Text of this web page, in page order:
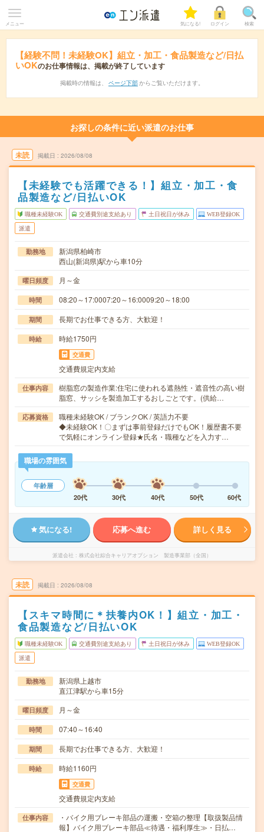
メニュー 気になる! ログイン 検索
【経験不問！未経験OK】組立・加工・食品製造など/日払
いOKのお仕事情報は、掲載が終了しています
掲載時の情報は、 ページ下部 からご覧いただけます。
お探しの条件に近い派遣のお仕事
未読 掲載日 2026/08/08
【未経験でも活躍できる！】組立・加工・食
品製造など/日払いOK
職種未経験OK 交通費別途支給あり 土日祝日が休み WEB登録OK
派遣
勤務地
新潟県柏崎市
西山(新潟県)駅から車10分
曜日頻度 月～金
時間 08:20～17:0007:20～16:0009:20～18:00
期間 長期でお仕事できる方、大歓迎！
時給 時給1750円
交通費
交通費規定内支給
仕事内容
樹脂窓の製造作業:住宅に使われる遮熱性・遮音性の高い樹
脂窓、サッシを製造加工するおしごとです。(供給…
応募資格
職種未経験OK / ブランクOK / 英語力不要
◆未経験OK！〇まずは事前登録だけでもOK！履歴書不要
で気軽にオンライン登録★氏名・職種などを入力す…
職場の雰囲気
年齢層
20代
30代 40代 50代 60代
気になる! 応募へ進む 詳しく見る
派遣会社 株式会社綜合キャリアオプション 製造事業部（全国）
未読 掲載日 2026/08/08
【スキマ時間に＊扶養内OK！】組立・加工・
食品製造など/日払いOK
職種未経験OK 交通費別途支給あり 土日祝日が休み WEB登録OK
派遣
勤務地
新潟県上越市
直江津駅から車15分
曜日頻度 月～金
時間 07:40～16:40
期間 長期でお仕事できる方、大歓迎！
時給 時給1160円
交通費
交通費規定内支給
仕事内容
・バイク用ブレーキ部品の運搬・空箱の整理【取扱製品情
報】バイク用ブレーキ部品≪待遇・福利厚生≫・日払…